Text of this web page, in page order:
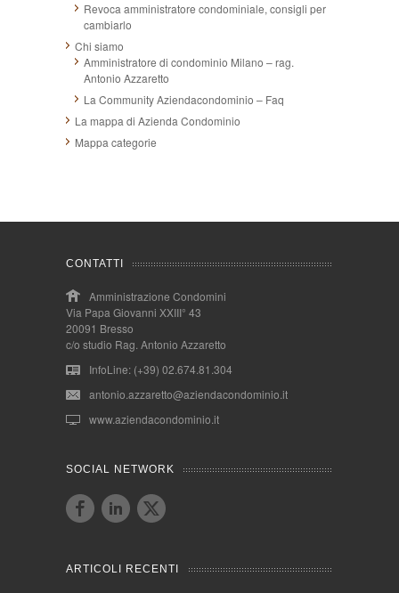
Revoca amministratore condominiale, consigli per
cambiarlo
Chi siamo
Amministratore di condominio Milano – rag.
Antonio Azzaretto
La Community Aziendacondominio – Faq
La mappa di Azienda Condominio
Mappa categorie
CONTATTI
Amministrazione Condomini
Via Papa Giovanni XXIII° 43
20091 Bresso
c/o studio Rag. Antonio Azzaretto
InfoLine: (+39) 02.674.81.304
antonio.azzaretto@aziendacondominio.it
www.aziendacondominio.it
SOCIAL NETWORK
ARTICOLI RECENTI